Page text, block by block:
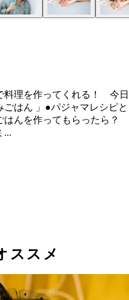
料理を作ってくれる！ 今日
はん 」●パジャマレシピと
はんを作ってもらったら？
...
ススメ